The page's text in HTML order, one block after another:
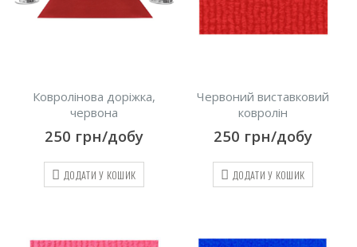
Ковролінова доріжка,
червона
250 грн/добу
ДОДАТИ У КОШИК
Червоний виставковий
ковролін
250 грн/добу
ДОДАТИ У КОШИК